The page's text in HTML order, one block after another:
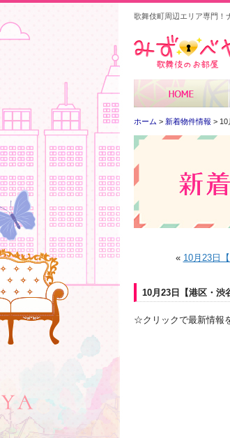
歌舞伎町周辺エリア専門！
ホーム > 新着物件情報 > 10
« 10月23日
10月23日【港区・渋
☆クリックで最新情報